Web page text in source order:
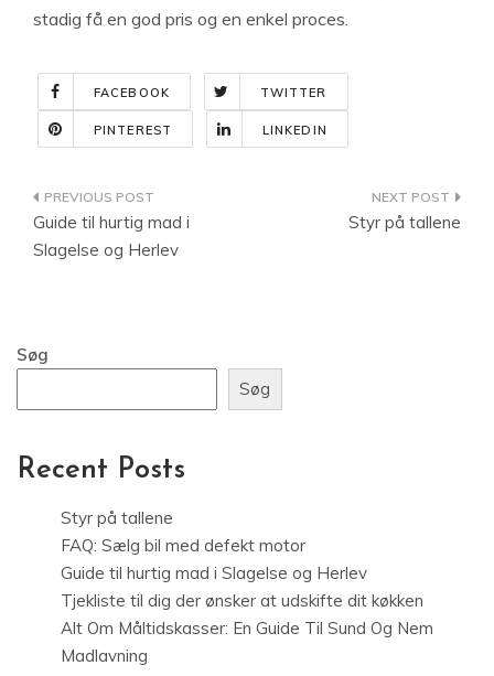
stadig få en god pris og en enkel proces.
FACEBOOK TWITTER
PINTEREST LINKEDIN
Indlægsnavigation
Guide til hurtig mad i
Slagelse og Herlev
Styr på tallene
Søg
Søg
Recent Posts
Styr på tallene
FAQ: Sælg bil med defekt motor
Guide til hurtig mad i Slagelse og Herlev
Tjekliste til dig der ønsker at udskifte dit køkken
Alt Om Måltidskasser: En Guide Til Sund Og Nem
Madlavning